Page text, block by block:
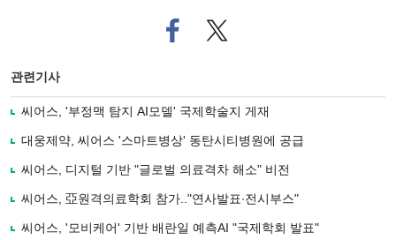
페
이
로
기
사
유
기
트위
터로
관련기사
씨어스, '부정맥 탐지 AI모델' 국제학술지 게재
대웅제약, 씨어스 '스마트병상' 동탄시티병원에 공급
씨어스, 디지털 기반 "글로벌 의료격차 해소" 비전
씨어스, 亞원격의료학회 참가.."연사발표∙전시부스"
씨어스, '모비케어' 기반 배란일 예측AI "국제학회 발표"